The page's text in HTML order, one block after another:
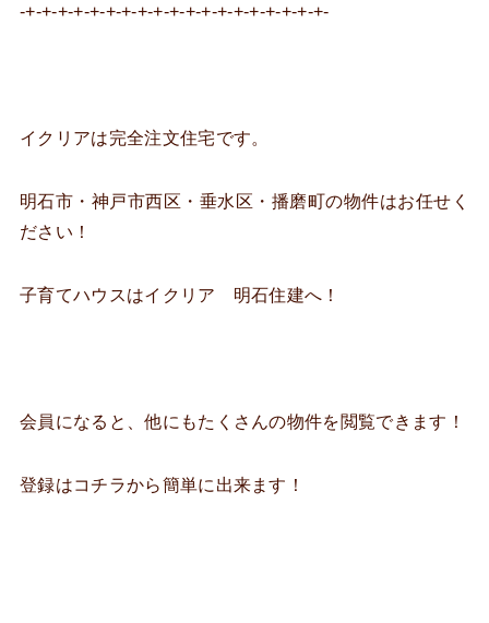
-+-+-+-+-+-+-+-+-+-+-+-+-+-+-+-+-+-+-+-
イクリアは完全注文住宅です。
明石市・神戸市西区・垂水区・播磨町の物件はお任せく
ださい！
子育てハウスはイクリア 明石住建へ！
会員になると、他にもたくさんの物件を閲覧できます！
登録はコチラから簡単に出来ます！